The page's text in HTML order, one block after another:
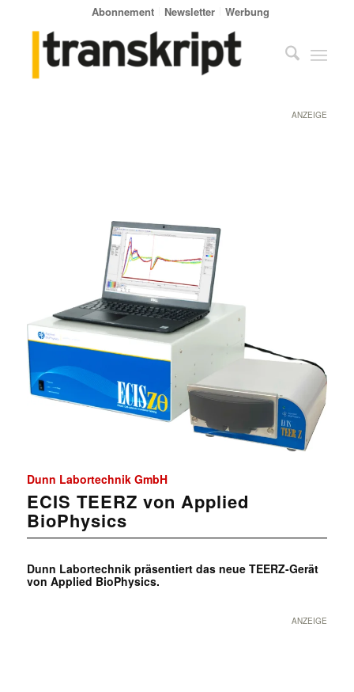
Abonnement Newsletter Werbung
ANZEIGE
Dunn Labortechnik GmbH
ECIS TEERZ von Applied
BioPhysics
Dunn Labortechnik präsentiert das neue TEERZ-Gerät
von Applied BioPhysics.
ANZEIGE